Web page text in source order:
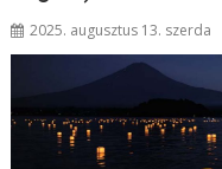
2025. augusztus 13. szerda